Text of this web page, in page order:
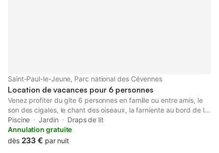
Saint-Paul-le-Jeune, Parc national des Cévennes
Location de vacances pour 6 personnes
Venez profiter du gite 6 personnes en famille ou entre amis, le
son des cigales, le chant des oiseaux, la farniente au bord de la
piscine, ressourcement et détente garantie. L aire de jeux et l
immense rerrain fera le plaisir des enfants. Randonnés
pédestres au départ de la maison. Voie verte à 500m, site de
Piscine Jardin
Draps de lit
Annulation gratuite
dès 233 € par nuit